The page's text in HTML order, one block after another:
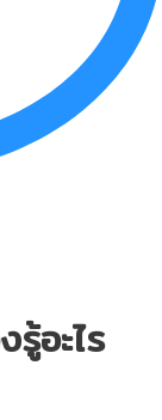
อะไร